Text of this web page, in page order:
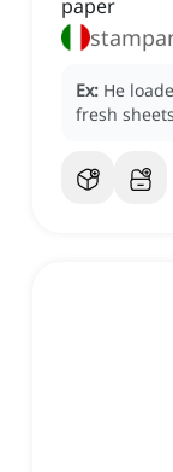
paper
Ex: He
fresh